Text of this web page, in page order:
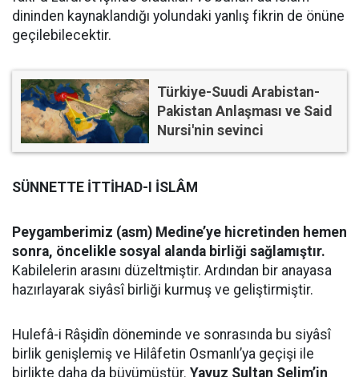
dininden kaynaklandığı yolundaki yanlış fikrin de önüne
geçilebilecektir.
Türkiye-Suudi Arabistan-
Pakistan Anlaşması ve Said
Nursi'nin sevinci
SÜNNETTE İTTİHAD-I İSLÂM
Peygamberimiz (asm) Medine’ye hicretinden hemen
sonra, öncelikle sosyal alanda birliği sağlamıştır.
Kabilelerin arasını düzeltmiştir. Ardından bir anayasa
hazırlayarak siyâsî birliği kurmuş ve geliştirmiştir.
Hulefâ-i Râşidîn döneminde ve sonrasında bu siyâsî
birlik genişlemiş ve Hilâfetin Osmanlı’ya geçişi ile
birlikte daha da büyümüştür. Yavuz Sultan Selim’in